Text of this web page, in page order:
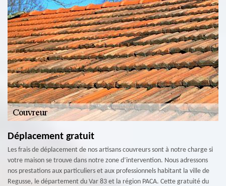
Déplacement gratuit
Les frais de déplacement de nos artisans couvreurs sont à notre charge si
votre maison se trouve dans notre zone d’intervention. Nous adressons
nos prestations aux particuliers et aux professionnels habitant la ville de
Regusse, le département du Var 83 et la région PACA. Cette gratuité du